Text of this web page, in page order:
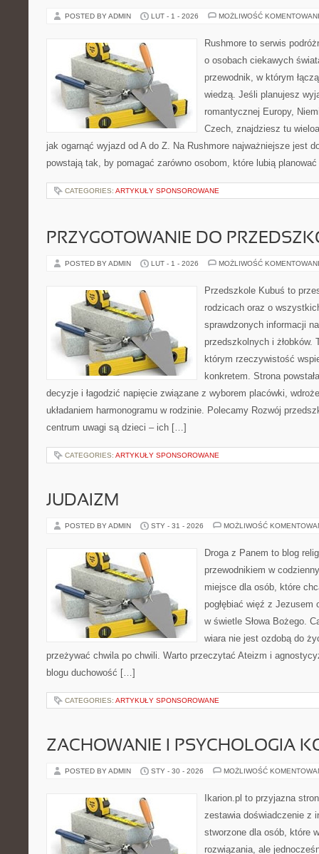
POSTED BY ADMIN LUT - 1 - 2026 MOŻLIWOŚĆ
Rushmore to serwis
o osobach ciekawych
przewodnik, w którym
wiedzą. Jeśli planujesz
romantycznej Europy,
Czech, znajdziesz tu
jak ogarnąć wyjazd od A do Z. Na Rushmore najważniejsze jest
powstają tak, by pomagać zarówno osobom, które lubią
CATEGORIES: ARTYKUŁY SPONSOROWANE
PRZYGOTOWANIE DO
POSTED BY ADMIN LUT - 1 - 2026 MOŻLIWOŚĆ
Przedszkole Kubuś to
rodzicach oraz o
sprawdzonych informacji
przedszkolnych i żłobków.
którym rzeczywistość
konkretem. Strona
decyzje i łagodzić napięcie związane z wyborem placówki,
układaniem harmonogramu w rodzinie. Polecamy Rozwój
centrum uwagi są dzieci – ich […]
CATEGORIES: ARTYKUŁY SPONSOROWANE
JUDAIZM
POSTED BY ADMIN STY - 31 - 2026 MOŻLIWOŚĆ
Droga z Panem to blog
przewodnikiem w
miejsce dla osób, które
pogłębiać więź z Jezusem
w świetle Słowa Bożego.
wiara nie jest ozdobą do
przeżywać chwila po chwili. Warto przeczytać Ateizm i
blogu duchowość […]
CATEGORIES: ARTYKUŁY SPONSOROWANE
ZACHOWANIE I PSYCHOLOGIA
POSTED BY ADMIN STY - 30 - 2026 MOŻLIWOŚĆ
Ikarion.pl to przyjazna
zestawia doświadczenie z
stworzone dla osób, które
rozwiązania, ale